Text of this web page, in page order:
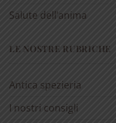
Salute dell’anima
LE NOSTRE RUBRICHE
Antica spezieria
I nostri consigli